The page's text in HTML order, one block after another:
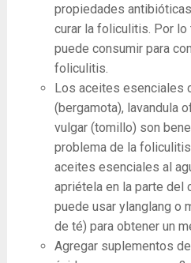
propiedades
curar la foliculitis. Por lo
puede consumir para
foliculitis.
Los aceites esenciales
(bergamota), lavandula
vulgar (tomillo) son
problema de la
aceites esenciales al
apriétela en la parte del
puede usar ylanglang o
de té) para obtener un
Agregar suplementos